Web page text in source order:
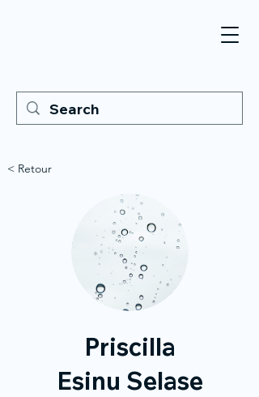
< Retour
Priscilla
Esinu Selase